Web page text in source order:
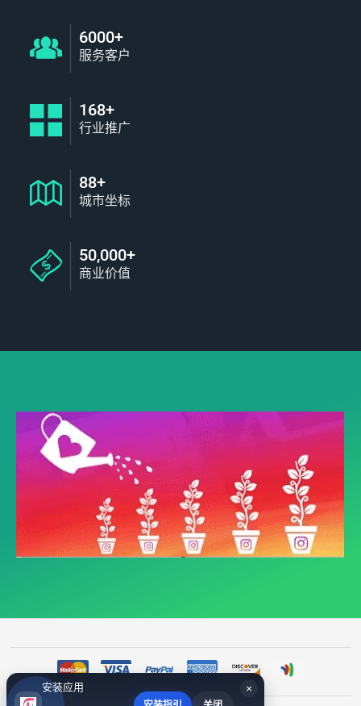
6000+
服务客户
168+
行业推广
88+
城市坐标
50,000+
商业价值
×
安装应用